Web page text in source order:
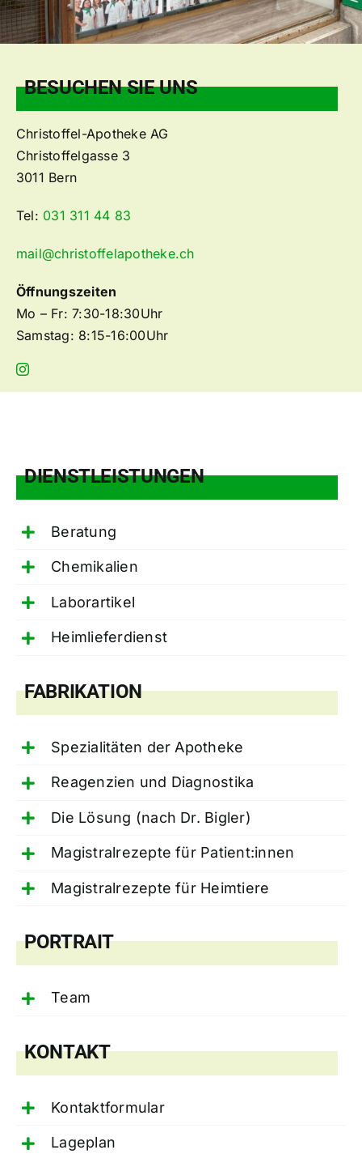
BESUCHEN SIE UNS
Christoffel-Apotheke AG
Christoffelgasse 3
3011 Bern
Tel: 031 311 44 83
mail@christoffelapotheke.ch
Öffnungszeiten
Mo – Fr: 7:30-18:30Uhr
Samstag: 8:15-16:00Uhr
DIENSTLEISTUNGEN
Beratung
Chemikalien
Laborartikel
Heimlieferdienst
FABRIKATION
Spezialitäten der Apotheke
Reagenzien und Diagnostika
Die Lösung (nach Dr. Bigler)
Magistralrezepte für Patient:innen
Magistralrezepte für Heimtiere
PORTRAIT
Team
KONTAKT
Kontaktformular
Lageplan